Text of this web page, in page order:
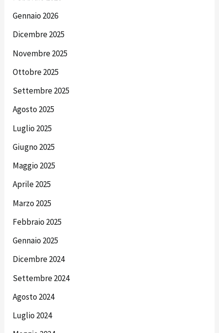
Gennaio 2026
Dicembre 2025
Novembre 2025
Ottobre 2025
Settembre 2025
Agosto 2025
Luglio 2025
Giugno 2025
Maggio 2025
Aprile 2025
Marzo 2025
Febbraio 2025
Gennaio 2025
Dicembre 2024
Settembre 2024
Agosto 2024
Luglio 2024